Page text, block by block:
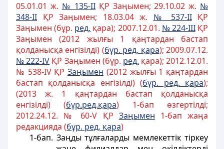
05.01.01 ж. № 135-II ҚР Заңымен; 29.10.02 ж. №
348-II ҚР Заңымен; 18.03.04 ж. № 537-IIҚР
Заңымен (бұр. ред. қара); 2007.12.01. № 224-IIIҚР
Заңымен (2012 жылғы 1 қаңтардан бастап
қолданысқа енгізілді) (бұр. ред. қара); 2009.07.12.
№ 222-ІV ҚР Заңымен (бұр. ред. қара); 2012.12.01.
№ 538-ІV ҚР Заңымен (2012 жылғы 1 қаңтардан
бастап қолданысқа енгізілді) (бұр. ред. қара);
(2013 ж. 1 қаңтардан бастап қолданысқа
енгізілді) (бұр.ред.қара) 1-бап өзгертілді;
2012.24.12. № 60-V ҚР Заңымен 1-бап жаңа
редакцияда (бұр. ред. қара)
1-бап. Заңды тұлғаларды мемлекеттік тіркеу